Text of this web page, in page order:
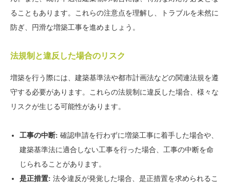
ることもあります。これらの注意点を理解し、トラブルを未然に
防ぎ、円滑な増築工事を進めましょう。
法規制と違反した場合のリスク
増築を行う際には、建築基準法や都市計画法などの関連法規を遵
守する必要があります。これらの法規制に違反した場合、様々な
リスクが生じる可能性があります。
工事の中断: 確認申請を行わずに増築工事に着手した場合や、
建築基準法に適合しない工事を行った場合、工事の中断を命
じられることがあります。
是正措置: 法令違反が発覚した場合、是正措置を求められるこ